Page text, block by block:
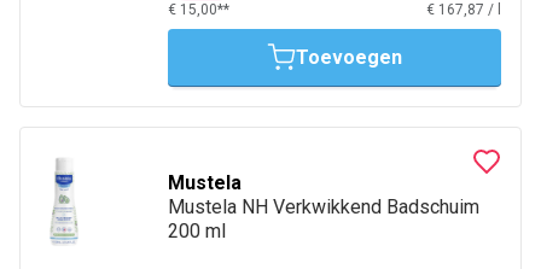
€ 15,00** € 167,87 /
Toevoegen
Mustela
Mustela NH Verkwikkend Badschuim
200 ml